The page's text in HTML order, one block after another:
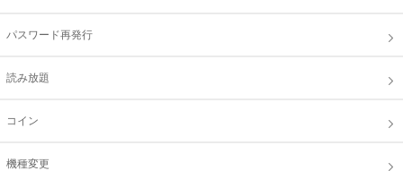
パスワード再発行
読み放題
コイン
機種変更